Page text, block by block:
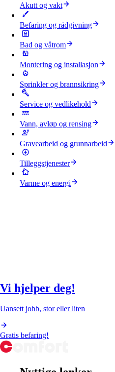
Akutt og vakt
Befaring og rådgivning
Bad og våtrom
Montering og installasjon
Sprinkler og brannsikring
Service og vedlikehold
Vann, avløp og rensing
Gravearbeid og grunnarbeid
Tilleggstjenester
Varme og energi
Vi hjelper deg!
Uansett jobb, stor eller liten
Gratis befaring!